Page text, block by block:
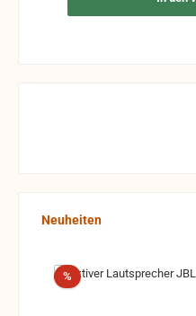
Produktgalerie überspringen
Neuheiten
%Rabatt